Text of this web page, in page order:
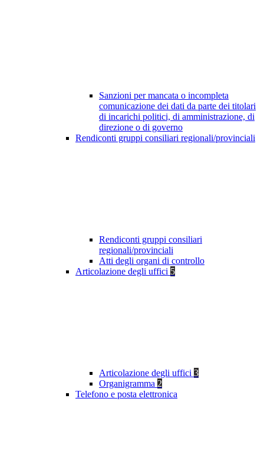
Sanzioni per mancata o incompleta
comunicazione dei dati da parte dei titolari
di incarichi politici, di amministrazione, di
direzione o di governo
Rendiconti gruppi consiliari regionali/provinciali
Rendiconti gruppi consiliari
regionali/provinciali
Atti degli organi di controllo
Articolazione degli uffici 5
Articolazione degli uffici 3
Organigramma 2
Telefono e posta elettronica